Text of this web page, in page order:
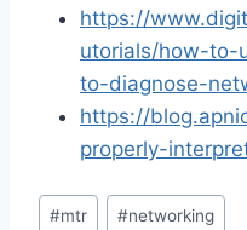
https://
utorials/how-to-
to-diagnose-
https://
properly-
Post
#mtr #networking